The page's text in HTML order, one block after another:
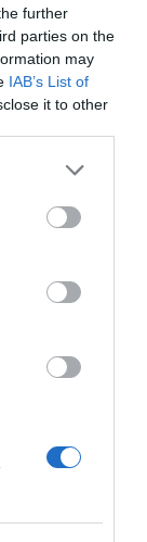
further
parties on the
may
IAB’s List of
it to other
ihlette